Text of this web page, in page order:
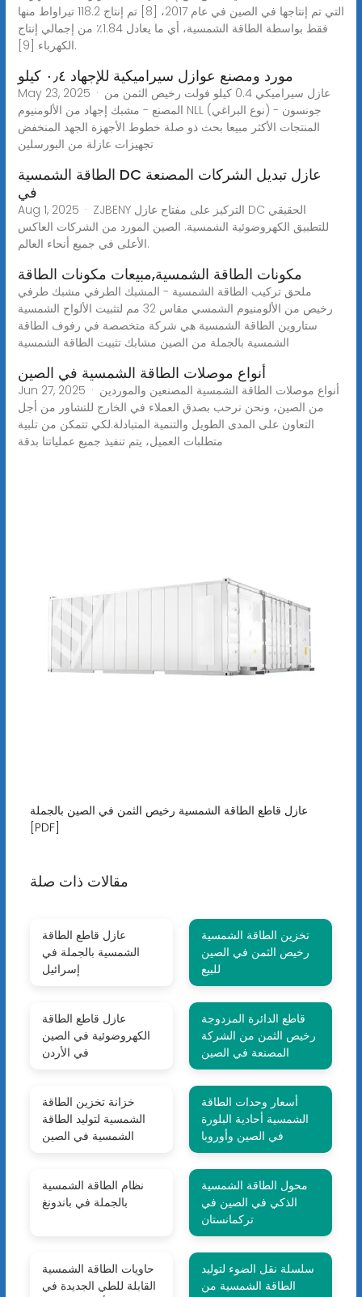
التي تم إنتاجها في الصين في عام 2017، [8] تم إنتاج 118.2 تيراواط منها
فقط بواسطة الطاقة الشمسية، أي ما يعادل 1.84٪ من إجمالي إنتاج
الكهرباء [9].
مورد ومصنع عوازل سيراميكية للإجهاد ٠٫٤ كيلو
May 23, 2025 · عازل سيراميكي 0.4 كيلو فولت رخيص الثمن من
المصنع - مشبك إجهاد من الألومنيوم NLL (نوع البراغي) - جونسون
المنتجات الأكثر مبيعا بحث ذو صلة خطوط الأجهزة الجهد المنخفض
تجهيزات عازلة من البورسلين
الطاقة الشمسية DC عازل تبديل الشركات المصنعة
في
Aug 1, 2025 · ZJBENY التركيز على مفتاح عازل DC الحقيقي
للتطبيق الكهروضوئية الشمسية. الصين المورد من الشركات العاكس
الأعلى في جميع أنحاء العالم.
مكونات الطاقة الشمسية,مبيعات مكونات الطاقة
ملحق تركيب الطاقة الشمسية - المشبك الطرفي مشبك طرفي
رخيص من الألومنيوم الشمسي مقاس 32 مم لتثبيت الألواح الشمسية
ستاروين الطاقة الشمسية هي شركة متخصصة في رفوف الطاقة
الشمسية بالجملة من الصين مشابك تثبيت الطاقة الشمسية
أنواع موصلات الطاقة الشمسية في الصين
Jun 27, 2025 · أنواع موصلات الطاقة الشمسية المصنعين والموردين
من الصين، ونحن نرحب بصدق العملاء في الخارج للتشاور من أجل
التعاون على المدى الطويل والتنمية المتبادلة.لكي تتمكن من تلبية
متطلبات العميل، يتم تنفيذ جميع عملياتنا بدقة
عازل قاطع الطاقة الشمسية رخيص الثمن في الصين بالجملة
[PDF]
مقالات ذات صلة
عازل قاطع الطاقة
الشمسية بالجملة في
إسرائيل
تخزين الطاقة الشمسية
رخيص الثمن في الصين
للبيع
عازل قاطع الطاقة
الكهروضوئية في الصين
في الأردن
قاطع الدائرة المزدوجة
رخيص الثمن من الشركة
المصنعة في الصين
خزانة تخزين الطاقة
الشمسية لتوليد الطاقة
الشمسية في الصين
أسعار وحدات الطاقة
الشمسية أحادية البلورة
في الصين وأوروبا
نظام الطاقة الشمسية
بالجملة في باندونغ
محول الطاقة الشمسية
الذكي في الصين في
تركمانستان
حاويات الطاقة الشمسية
القابلة للطي الجديدة في
سلسلة نقل الضوء لتوليد
الطاقة الشمسية من